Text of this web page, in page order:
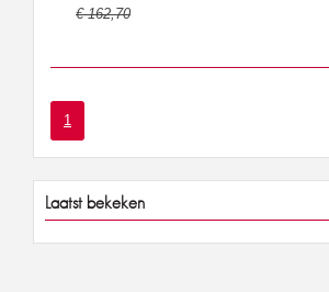
€ 162,70
1
Laatst bekeken